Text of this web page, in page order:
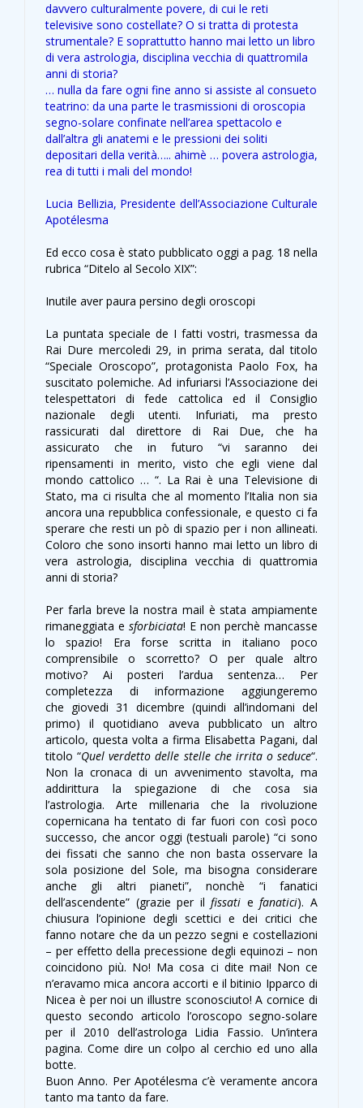
davvero culturalmente povere, di cui le reti
televisive sono costellate? O si tratta di protesta
strumentale? E soprattutto hanno mai letto un libro
di vera astrologia, disciplina vecchia di quattromila
anni di storia?
… nulla da fare ogni fine anno si assiste al consueto
teatrino: da una parte le trasmissioni di oroscopia
segno-solare confinate nell’area spettacolo e
dall’altra gli anatemi e le pressioni dei soliti
depositari della verità….. ahimè … povera astrologia,
rea di tutti i mali del mondo!
Lucia Bellizia, Presidente dell’Associazione Culturale
Apotélesma
Ed ecco cosa è stato pubblicato oggi a pag. 18 nella
rubrica “Ditelo al Secolo XIX”:
Inutile aver paura persino degli oroscopi
La puntata speciale de I fatti vostri, trasmessa da
Rai Dure mercoledi 29, in prima serata, dal titolo
“Speciale Oroscopo”, protagonista Paolo Fox, ha
suscitato polemiche. Ad infuriarsi l’Associazione dei
telespettatori di fede cattolica ed il Consiglio
nazionale degli utenti. Infuriati, ma presto
rassicurati dal direttore di Rai Due, che ha
assicurato che in futuro “vi saranno dei
ripensamenti in merito, visto che egli viene dal
mondo cattolico … “. La Rai è una Televisione di
Stato, ma ci risulta che al momento l’Italia non sia
ancora una repubblica confessionale, e questo ci fa
sperare che resti un pò di spazio per i non allineati.
Coloro che sono insorti hanno mai letto un libro di
vera astrologia, disciplina vecchia di quattromia
anni di storia?
Per farla breve la nostra mail è stata ampiamente
rimaneggiata e sforbiciata! E non perchè mancasse
lo spazio! Era forse scritta in italiano poco
comprensibile o scorretto? O per quale altro
motivo? Ai posteri l’ardua sentenza… Per
completezza di informazione aggiungeremo
che giovedi 31 dicembre (quindi all’indomani del
primo)
il quotidiano aveva pubblicato un altro
articolo, questa volta a firma Elisabetta Pagani, dal
titolo “Quel verdetto delle stelle che irrita o seduce“.
Non la cronaca di un avvenimento stavolta, ma
addirittura la spiegazione di che cosa sia
l’astrologia. Arte millenaria che la rivoluzione
copernicana ha tentato di far fuori con così poco
successo, che ancor oggi (testuali parole) “ci sono
dei fissati che sanno che non basta osservare la
sola posizione del Sole, ma bisogna considerare
anche gli altri pianeti”, nonchè “i fanatici
dell’ascendente” (grazie per ilfissati efanatici). A
chiusura l’opinione degli scettici e dei critici che
fanno notare che da un pezzo segni e costellazioni
– per effetto della precessione degli equinozi – non
coincidono più. No! Ma cosa ci dite mai! Non ce
n’eravamo mica ancora accorti e il bitinio Ipparco di
Nicea è per noi un illustre sconosciuto! A cornice di
questo secondo articolo l’oroscopo segno-solare
per il 2010 dell’astrologa Lidia Fassio. Un’intera
pagina. Come dire un colpo al cerchio ed uno alla
botte.
Buon Anno. Per Apotélesma c’è veramente ancora
tanto ma tanto da fare.